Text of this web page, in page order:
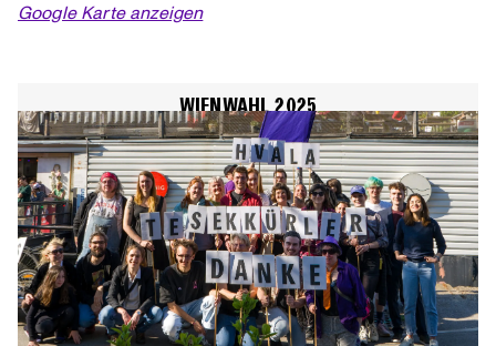
Google Karte anzeigen
WIENWAHL 2025